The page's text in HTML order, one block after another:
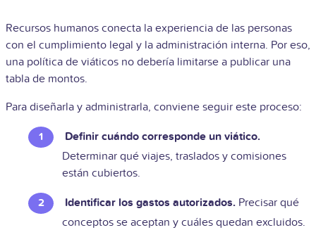
Recursos humanos conecta la experiencia de las personas
con el cumplimiento legal y la administración interna. Por eso,
una política de viáticos no debería limitarse a publicar una
tabla de montos.
Para diseñarla y administrarla, conviene seguir este proceso:
Definir cuándo corresponde un viático.
Determinar qué viajes, traslados y comisiones
están cubiertos.
Identificar los gastos autorizados. Precisar qué
conceptos se aceptan y cuáles quedan excluidos.